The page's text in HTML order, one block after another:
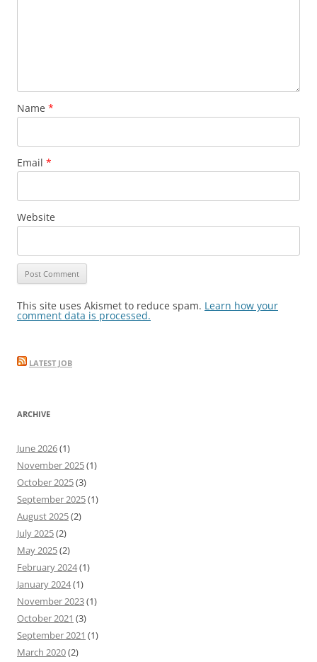
Name *
Email *
Website
This site uses Akismet to reduce spam. Learn how your
comment data is processed.
LATEST JOB
ARCHIVE
June 2026(1)
November 2025(1)
October 2025(3)
September 2025(1)
August 2025(2)
July 2025(2)
May 2025(2)
February 2024(1)
January 2024(1)
November 2023(1)
October 2021 (3)
September 2021 (1)
March 2020(2)